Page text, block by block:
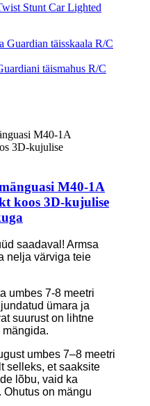
Stunt Car Lighted
täismahus R/C
M40-1A
koos 3D-kujulise
saadaval! Armsa
nelja värviga teie
umbes 7-8 meetri
ümara ja
suurust on lihtne
mängida.
umbes 7–8 meetri
selleks, et saaksite
lõbu, vaid ka
on mängu